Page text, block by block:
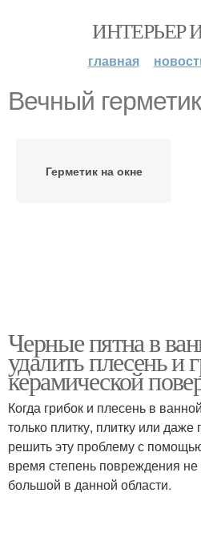
ИНТЕРЬЕР
главная
Вечный герметик
Герметик на окне
Черные пятна в
удалить плесень и
керамической
Когда грибок и плесень в
только плитку, плитку или
решить эту проблему с
время степень повреждения
большой в данной области.